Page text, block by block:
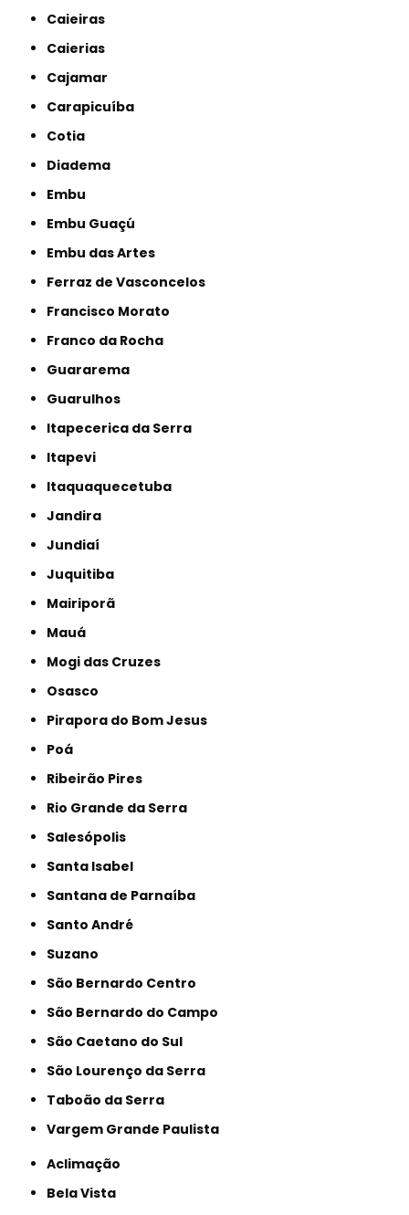
Caieiras
Caierias
Cajamar
Carapicuíba
Cotia
Diadema
Embu
Embu Guaçú
Embu das Artes
Ferraz de Vasconcelos
Francisco Morato
Franco da Rocha
Guararema
Guarulhos
Itapecerica da Serra
Itapevi
Itaquaquecetuba
Jandira
Jundiaí
Juquitiba
Mairiporã
Mauá
Mogi das Cruzes
Osasco
Pirapora do Bom Jesus
Poá
Ribeirão Pires
Rio Grande da Serra
Salesópolis
Santa Isabel
Santana de Parnaíba
Santo André
Suzano
São Bernardo Centro
São Bernardo do Campo
São Caetano do Sul
São Lourenço da Serra
Taboão da Serra
Vargem Grande Paulista
Aclimação
Bela Vista